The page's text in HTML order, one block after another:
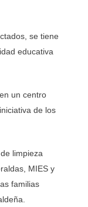
se tiene
educativa
un centro
de los
limpieza
MIES y
familias